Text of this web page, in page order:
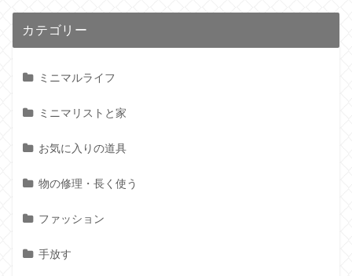
カテゴリー
ミニマルライフ
ミニマリストと家
お気に入りの道具
物の修理・長く使う
ファッション
手放す